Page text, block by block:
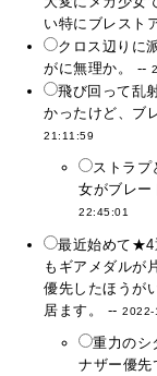
い特にブレスト
クロス辺りに
がに無理か。 --
飛び回って乱
かったけど、ブ
21:11:59
ストラプ
女がブレ
22:45:01
最近始めて★4
もギアメダルが
優先したほうが
居ます。 --2022-
重力のシ
ナザー優先